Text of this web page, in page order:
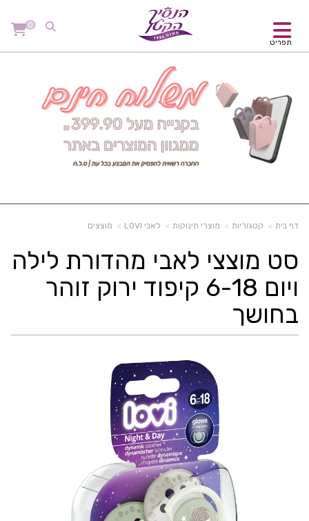
תפריט
0
דף בית קטגוריות מוצרי תינוקות לאבי LOVI מוצצים
סט מוצצי לאבי מהדורת לילה
ויום 6-18 קיפוד ירוק זוהר
בחושך